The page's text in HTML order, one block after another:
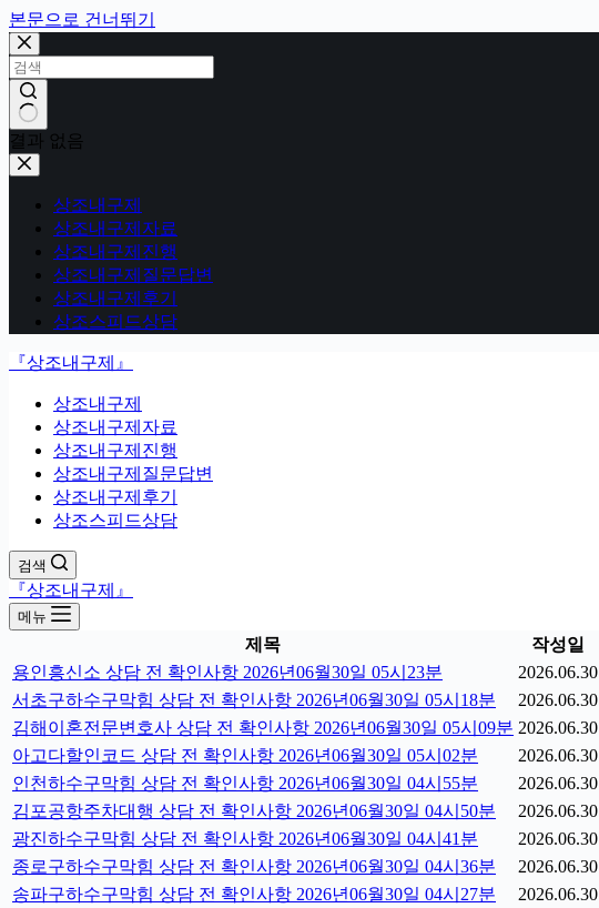
본문으로 건너뛰기
결과 없음
상조내구제
상조내구제자료
상조내구제진행
상조내구제질문답변
상조내구제후기
상조스피드상담
『상조내구제』
상조내구제
상조내구제자료
상조내구제진행
상조내구제질문답변
상조내구제후기
상조스피드상담
검색
『상조내구제』
메뉴
제목
작성일
용인흥신소 상담 전 확인사항 2026년06월30일 05시23분
2026.06.30
서초구하수구막힘 상담 전 확인사항 2026년06월30일 05시18분
2026.06.30
김해이혼전문변호사 상담 전 확인사항 2026년06월30일 05시09분 2026.06.30
아고다할인코드 상담 전 확인사항 2026년06월30일 05시02분
2026.06.30
인천하수구막힘 상담 전 확인사항 2026년06월30일 04시55분
2026.06.30
김포공항주차대행 상담 전 확인사항 2026년06월30일 04시50분
2026.06.30
광진하수구막힘 상담 전 확인사항 2026년06월30일 04시41분
2026.06.30
종로구하수구막힘 상담 전 확인사항 2026년06월30일 04시36분
2026.06.30
송파구하수구막힘 상담 전 확인사항 2026년06월30일 04시27분
2026.06.30